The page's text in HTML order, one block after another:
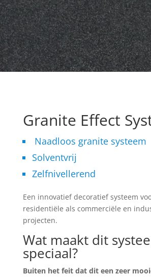
Granite Effect
Naadloos granite systeem
Solventvrij
Zelfnivellerend
Een innovatief decoratief systeem
residentiële als commerciële en
projecten.
Wat maakt dit
speciaal?
Buiten het feit dat dit een zeer